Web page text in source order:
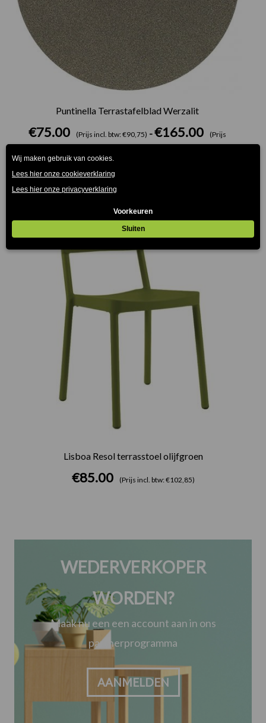
Puntinella Terrastafelblad Werzalit
€75.00 (Prijs incl. btw: €90,75) - €165.00
(Prijs
Lisboa Resol terrasstoel olijfgroen
€85.00 (Prijs incl. btw: €102,85)
WEDERVERKOPER
WORDEN?
Maak nu een een account aan in ons
partnerprogramma
AANMELDEN